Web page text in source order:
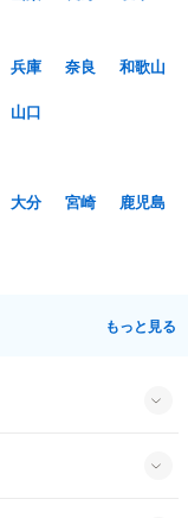
兵庫 奈良
和歌山
山口
大分 宮崎
鹿児島
もっと見る